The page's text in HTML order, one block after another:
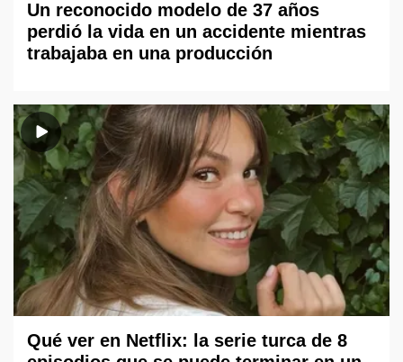
Un reconocido modelo de 37 años
perdió la vida en un accidente mientras
trabajaba en una producción
Qué ver en Netflix: la serie turca de 8